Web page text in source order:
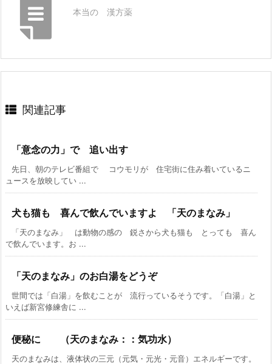
本当の 漢方薬
関連記事
「意念の力」で 追い出す
先日、朝のテレビ番組で コウモリが 住宅街に住み着いているニ
ュースを放映してい ...
犬も猫も 喜んで飲んでいますよ 「天のまなみ」
「天のまなみ」 は動物の感の 鋭さから犬も猫も とっても 喜ん
で飲んでいます。お ...
「天のまなみ」のお白湯をどうぞ
世間では「白湯」を飲むことが 流行っているそうです。「白湯」と
いえば新宮修練舎に ...
便秘に （天のまなみ：：気功水）
天のまなみは、液体状の三元（元気・元光・元音）エネルギーです。